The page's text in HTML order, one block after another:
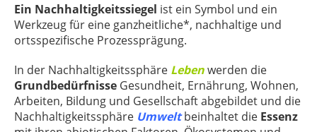
Ein Nachhaltigkeitssiegel ist ein Symbol und ein
Werkzeug für eine ganzheitliche*, nachhaltige und
ortsspezifische Prozessprägung.
In der Nachhaltigkeitssphäre Lebenwerden die
Grundbedürfnisse Gesundheit, Ernährung, Wohnen,
Arbeiten, Bildung und Gesellschaft abgebildet und die
Nachhaltigkeitssphäre Umwelt beinhaltet die Essenz